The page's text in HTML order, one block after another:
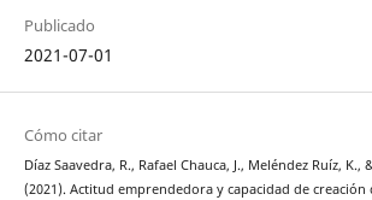
Publicado
2021-07-01
Cómo citar
Díaz Saavedra, R., Rafael Chauca, J., Meléndez Ruíz, K.,
(2021). Actitud emprendedora y capacidad de creación